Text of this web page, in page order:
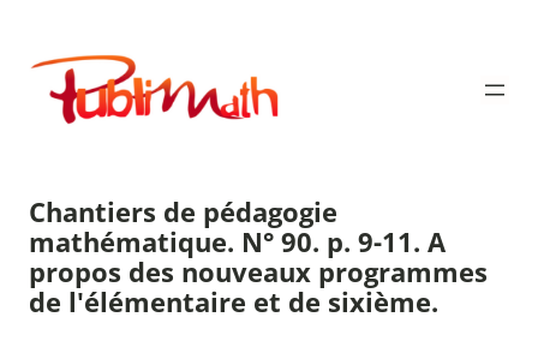
contenu
Publimath
Chantiers de pédagogie
mathématique. N° 90. p. 9-11. A
propos des nouveaux programmes
de l'élémentaire et de sixième.